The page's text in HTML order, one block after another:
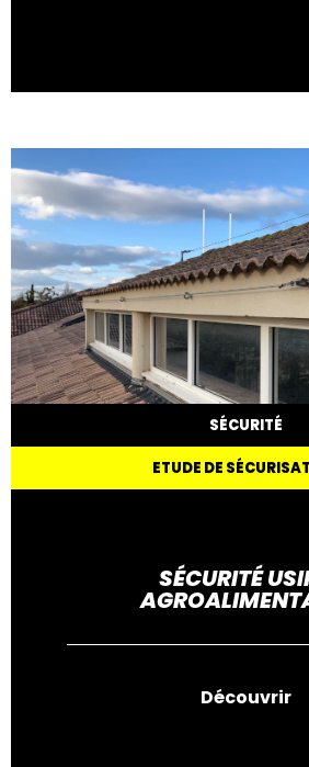
SÉCURITÉ
ETUDE DE
SÉCURITÉ
Découvrir